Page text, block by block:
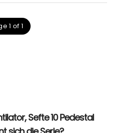
1 of 1